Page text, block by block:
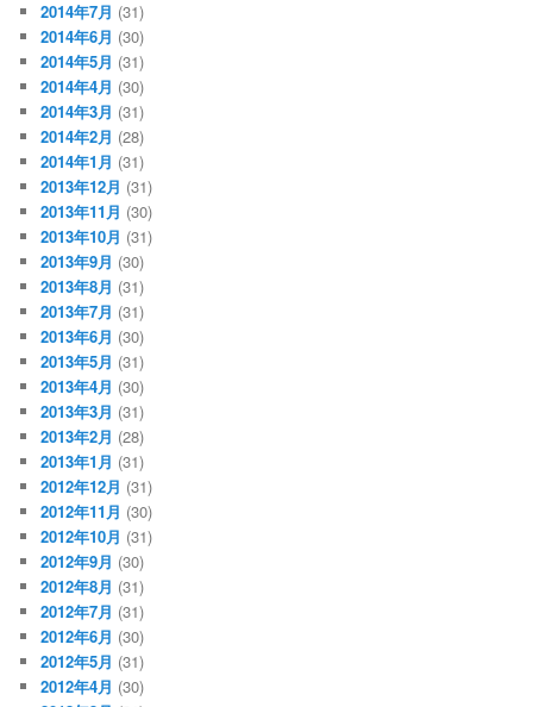
2014年7月 (31)
2014年6月 (30)
2014年5月 (31)
2014年4月 (30)
2014年3月 (31)
2014年2月 (28)
2014年1月 (31)
2013年12月 (31)
2013年11月 (30)
2013年10月 (31)
2013年9月 (30)
2013年8月 (31)
2013年7月 (31)
2013年6月 (30)
2013年5月 (31)
2013年4月 (30)
2013年3月 (31)
2013年2月 (28)
2013年1月 (31)
2012年12月 (31)
2012年11月 (30)
2012年10月 (31)
2012年9月 (30)
2012年8月 (31)
2012年7月 (31)
2012年6月 (30)
2012年5月 (31)
2012年4月 (30)